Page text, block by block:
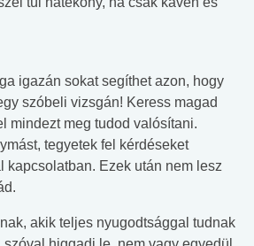
igazán sokat segíthet azon, hogy
szóbeli vizsgán! Keress magad
mindezt meg tudod valósítani.
tegyetek fel kérdéseket
kapcsolatban. Ezek után nem lesz
akik teljes nyugodtsággal tudnak